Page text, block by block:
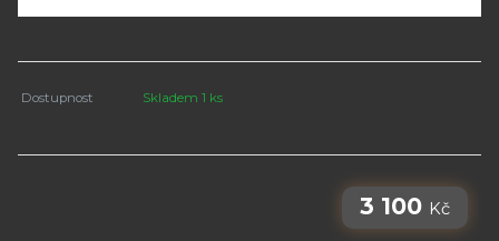
Dostupnost Skladem 1 ks
3 100 Kč